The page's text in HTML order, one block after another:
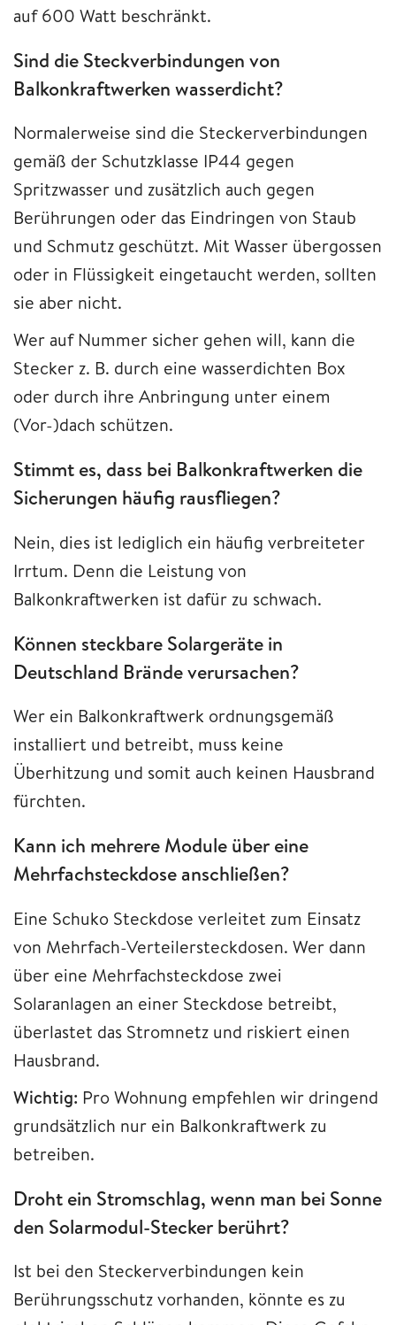
auf 600 Watt beschränkt.
Sind die Steckverbindungen von
Balkonkraftwerken wasserdicht?
Normalerweise sind die Steckerverbindungen
gemäß der Schutzklasse IP44 gegen
Spritzwasser und zusätzlich auch gegen
Berührungen oder das Eindringen von Staub
und Schmutz geschützt. Mit Wasser übergossen
oder in Flüssigkeit eingetaucht werden, sollten
sie aber nicht.
Wer auf Nummer sicher gehen will, kann die
Stecker z. B. durch eine wasserdichten Box
oder durch ihre Anbringung unter einem
(Vor-)dach schützen.
Stimmt es, dass bei Balkonkraftwerken die
Sicherungen häufig rausfliegen?
Nein, dies ist lediglich ein häufig verbreiteter
Irrtum. Denn die Leistung von
Balkonkraftwerken ist dafür zu schwach.
Können steckbare Solargeräte in
Deutschland Brände verursachen?
Wer ein Balkonkraftwerk ordnungsgemäß
installiert und betreibt, muss keine
Überhitzung und somit auch keinen Hausbrand
fürchten.
Kann ich mehrere Module über eine
Mehrfachsteckdose anschließen?
Eine Schuko Steckdose verleitet zum Einsatz
von Mehrfach-Verteilersteckdosen. Wer dann
über eine Mehrfachsteckdose zwei
Solaranlagen an einer Steckdose betreibt,
überlastet das Stromnetz und riskiert einen
Hausbrand.
Wichtig: Pro Wohnung empfehlen wir dringend
grundsätzlich nur ein Balkonkraftwerk zu
betreiben.
Droht ein Stromschlag, wenn man bei Sonne
den Solarmodul-Stecker berührt?
Ist bei den Steckerverbindungen kein
Berührungsschutz vorhanden, könnte es zu